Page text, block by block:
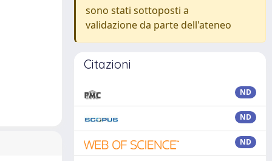
sono stati sottoposti a
validazione da parte dell'ateneo
Citazioni
ND
ND
ND